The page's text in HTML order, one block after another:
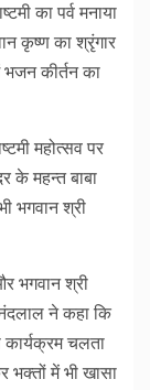
का पर्व मनाया
कृष्ण का श्रृंगार
कीर्तन का
महोत्सव पर
के महन्त बाबा
भगवान श्री
भगवान श्री
ने कहा कि
चलता
भक्तों में भी खासा